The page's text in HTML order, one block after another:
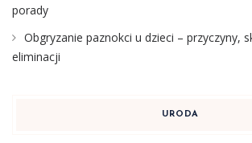
porady
Obgryzanie paznokci u dzieci – przyczyny,
eliminacji
URODA